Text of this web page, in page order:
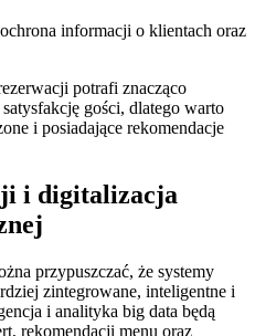
ochrona informacji o klientach oraz
potrafi znacząco
gości, dlatego warto
i posiadające rekomendacje
i digitalizacja
przypuszczać, że systemy
zintegrowane, inteligentne i
i analityka big data będą
rekomendacji menu oraz